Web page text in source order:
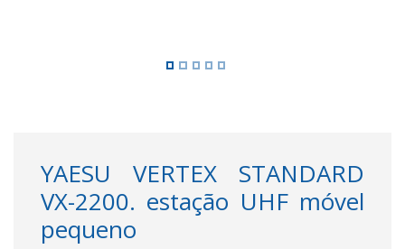
YAESU VERTEX STANDARD
VX-2200. estação UHF móvel
pequeno